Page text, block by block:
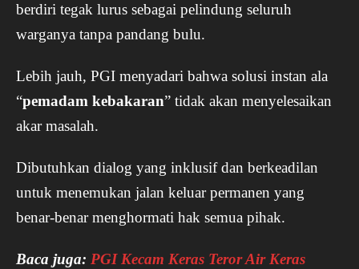
berdiri tegak lurus sebagai pelindung seluruh
warganya tanpa pandang bulu.
Lebih jauh, PGI menyadari bahwa solusi instan ala
“pemadam kebakaran” tidak akan menyelesaikan
akar masalah.
Dibutuhkan dialog yang inklusif dan berkeadilan
untuk menemukan jalan keluar permanen yang
benar-benar menghormati hak semua pihak.
Baca juga: PGI Kecam Keras Teror Air Keras